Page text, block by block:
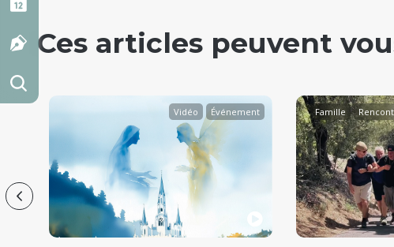
Ces articles peuvent
Vidéo Événement Famille
Previous